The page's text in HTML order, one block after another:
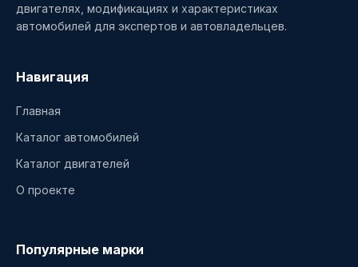
двигателях, модификациях и характеристиках
автомобилей для экспертов и автовладельцев.
Навигация
Главная
Каталог автомобилей
Каталог двигателей
О проекте
Популярные марки